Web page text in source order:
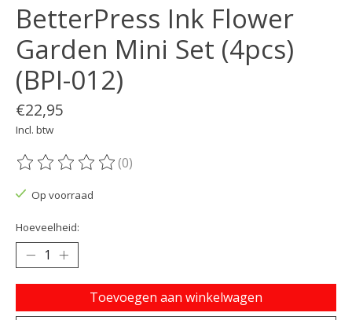
BetterPress Ink Flower
Garden Mini Set (4pcs)
(BPI-012)
€22,95
Incl. btw
De beoordeling van dit product is
(0)
Op voorraad
Hoeveelheid:
Toevoegen aan winkelwagen